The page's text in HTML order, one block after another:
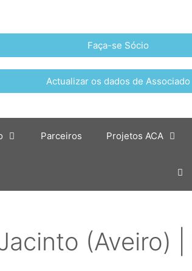
Faça-se Sócio
Actualizar os dados de Associado
Parceiros Projetos ACA
(Aveiro)